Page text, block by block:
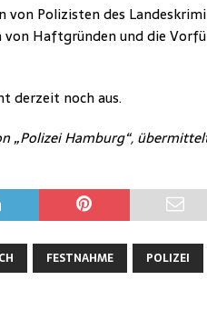
Polizisten des
Haftgründen und die
derzeit noch aus.
„Polizei Hamburg“,
FESTNAHME POLIZEI